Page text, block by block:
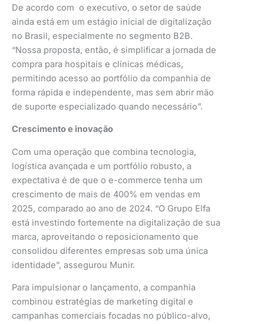
De acordo com o executivo, o setor de saúde
ainda está em um estágio inicial de digitalização
no Brasil, especialmente no segmento B2B.
“Nossa proposta, então, é simplificar a jornada de
compra para hospitais e clínicas médicas,
permitindo acesso ao portfólio da companhia de
forma rápida e independente, mas sem abrir mão
de suporte especializado quando necessário”.
Crescimento e inovação
Com uma operação que combina tecnologia,
logística avançada e um portfólio robusto, a
expectativa é de que o e-commerce tenha um
crescimento de mais de 400% em vendas em
2025, comparado ao ano de 2024. “O Grupo Elfa
está investindo fortemente na digitalização de sua
marca, aproveitando o reposicionamento que
consolidou diferentes empresas sob uma única
identidade”, assegurou Munir.
Para impulsionar o lançamento, a companhia
combinou estratégias de marketing digital e
campanhas comerciais focadas no público-alvo,